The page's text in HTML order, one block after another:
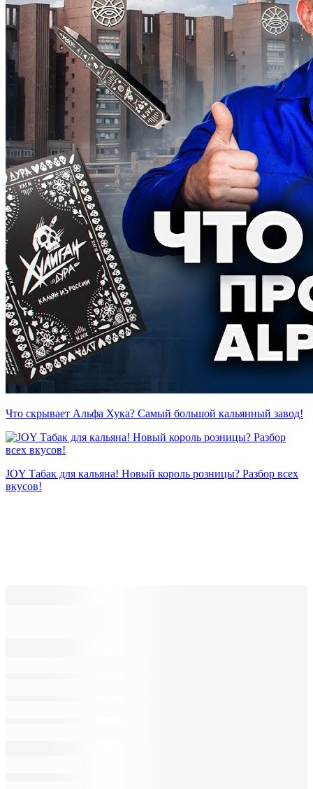
Что скрывает Альфа Хука? Самый большой кальянный завод!
JOY Табак для кальяна! Новый король розницы? Разбор всех
вкусов!